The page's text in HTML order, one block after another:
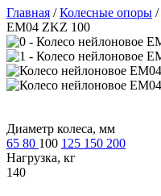
Главная /Колесные опоры /
EM04 ZKZ 100
Диаметр колеса, мм
65 80 100 125 150 200
Нагрузка, кг
140